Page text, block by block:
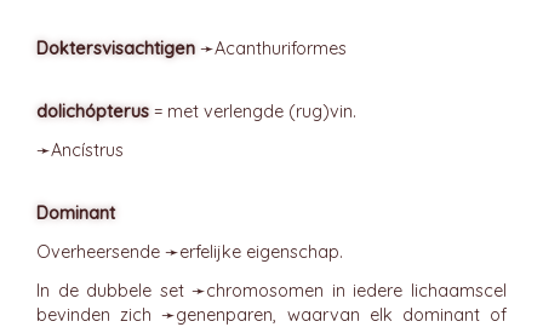
Doktersvisachtigen ➛Acanthuriformes
dolichópterus = met verlengde (rug)vin.
➛Ancístrus
Dominant
Overheersende ➛erfelijke eigenschap.
In de dubbele set ➛chromosomen in iedere lichaamscel
bevinden zich ➛genenparen, waarvan elk dominant of